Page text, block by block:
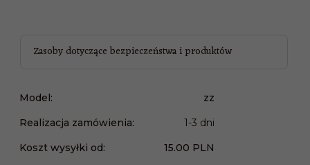
Zasoby dotyczące bezpieczeństwa i produktów
Model:
zz
Realizacja zamówienia:
1-3 dni
Koszt wysyłki od:
15.00 PLN